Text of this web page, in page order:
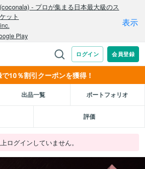
10％割引クーポンを獲得！
出品一覧 ポートフォリオ
評価
ログインしていません。